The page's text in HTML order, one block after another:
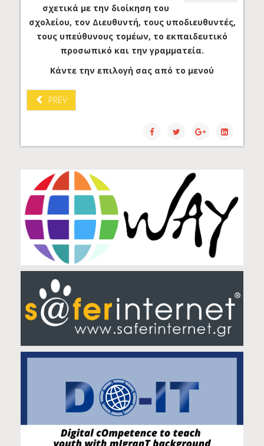
σχετικά με την διοίκηση του
σχολείου, τον Διευθυντή, τους υποδιευθυντές,
τους υπεύθυνους τομέων, το εκπαιδευτικό
προσωπικό και την γραμματεία.
Κάντε την επιλογή σας από το μενού
PREV